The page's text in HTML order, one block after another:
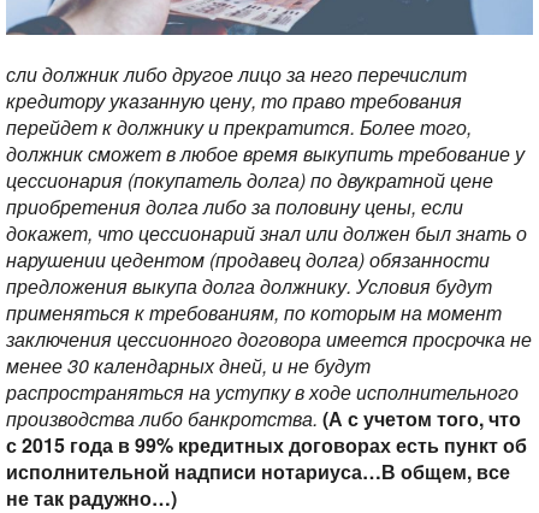
сли должник либо другое лицо за него перечислит
кредитору указанную цену, то право требования
перейдет к должнику и прекратится. Более того,
должник сможет в любое время выкупить требование у
цессионария (покупатель долга) по двукратной цене
приобретения долга либо за половину цены, если
докажет, что цессионарий знал или должен был знать о
нарушении цедентом (продавец долга) обязанности
предложения выкупа долга должнику. Условия будут
применяться к требованиям, по которым на момент
заключения цессионного договора имеется просрочка не
менее 30 календарных дней, и не будут
распространяться на уступку в ходе исполнительного
производства либо банкротства. (А с учетом того, что
с 2015 года в 99% кредитных договорах есть пункт об
исполнительной надписи нотариуса…В общем, все
не так радужно…)